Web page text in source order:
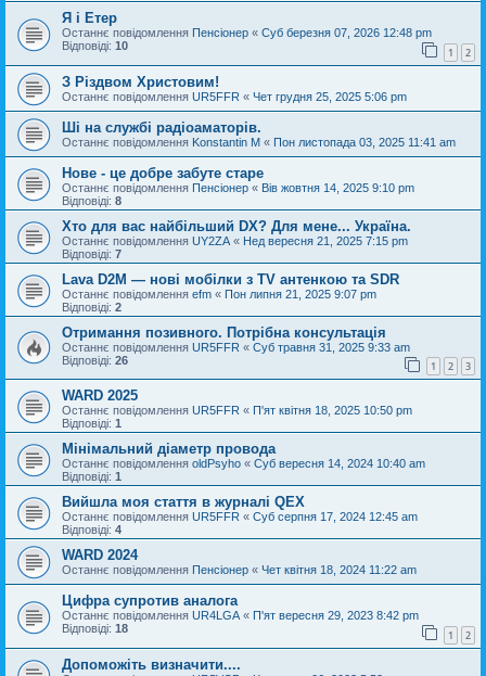
Я і Етер
Останнє повідомлення Пенсіонер « Суб березня 07, 2026 12:48 pm
Відповіді: 10 1 2
З Різдвом Христовим!
Останнє повідомлення UR5FFR « Чет грудня 25, 2025 5:06 pm
Ші на службі радіоаматорів.
Останнє повідомлення Konstantin M « Пон листопада 03, 2025 11:41 am
Нове - це добре забуте старе
Останнє повідомлення Пенсіонер « Вів жовтня 14, 2025 9:10 pm
Відповіді: 8
Хто для вас найбільший DX? Для мене... Україна.
Останнє повідомлення UY2ZA « Нед вересня 21, 2025 7:15 pm
Відповіді: 7
Lava D2M — нові мобілки з TV антенкою та SDR
Останнє повідомлення efm « Пон липня 21, 2025 9:07 pm
Відповіді: 2
Отримання позивного. Потрібна консультація
Останнє повідомлення UR5FFR « Суб травня 31, 2025 9:33 am
Відповіді: 26 1 2 3
WARD 2025
Останнє повідомлення UR5FFR « П'ят квітня 18, 2025 10:50 pm
Відповіді: 1
Мінімальний діаметр провода
Останнє повідомлення oldPsyho « Суб вересня 14, 2024 10:40 am
Відповіді: 1
Вийшла моя стаття в журналі QEX
Останнє повідомлення UR5FFR « Суб серпня 17, 2024 12:45 am
Відповіді: 4
WARD 2024
Останнє повідомлення Пенсіонер « Чет квітня 18, 2024 11:22 am
Цифра супротив аналога
Останнє повідомлення UR4LGA « П'ят вересня 29, 2023 8:42 pm
Відповіді: 18 1 2
Допоможіть визначити....